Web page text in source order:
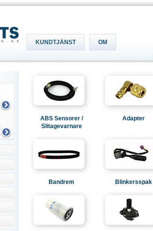
KUNDTJÄNST OM
ABS Sensorer /
Slitagevarnare
Adapter
Bandrem Blinkersspak